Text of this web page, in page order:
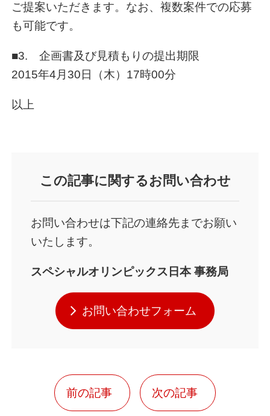
ご提案いただきます。なお、複数案件での応募
も可能です。
■3. 企画書及び見積もりの提出期限
2015年4月30日（木）17時00分
以上
この記事に関するお問い合わせ
お問い合わせは下記の連絡先までお願い
いたします。
スペシャルオリンピックス日本 事務局
お問い合わせフォーム
前の記事 次の記事